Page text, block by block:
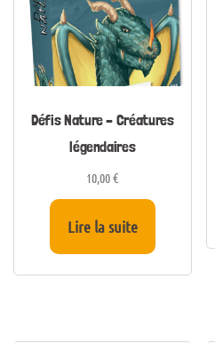
Défis Nature – Créatures
légendaires
10,00€
Lire la suite